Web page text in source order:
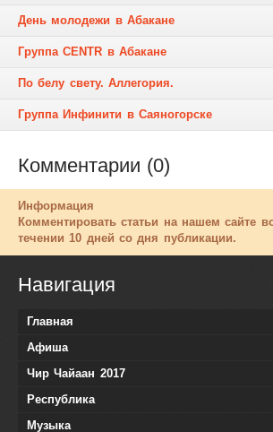
День молодежи в Абакане
Группа CENTR в Абакане
По белу свету. Аллегория.
Группа Инфинити в Саяногорске
Комментарии (0)
Информация
Комментировать статьи на нашем сайте
течении10 дней со дня публикации.
Навигация
Главная
Афиша
Чир Чайаан 2017
Республика
Музыка